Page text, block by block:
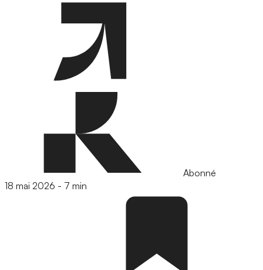
Abonné
18 mai 2026 - 7 min